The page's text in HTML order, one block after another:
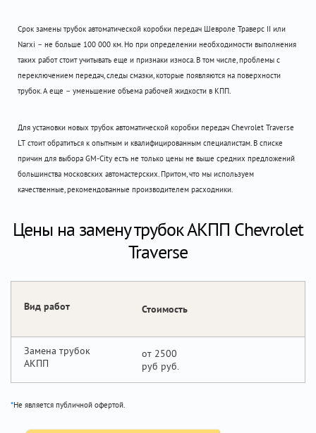
Срок замены трубок автоматической коробки передач Шевроле Траверс II или
Narxi – не больше 100 000 км. Но при определении необходимости выполнения
таких работ стоит учитывать еще и признаки износа. В том числе, проблемы с
переключением передач, следы смазки, которые появляются на поверхности
трубок. А еще – уменьшение объема рабочей жидкости в КПП.
Для установки новых трубок автоматической коробки передач Chevrolet Traverse
LT стоит обратиться к опытным и квалифицированным специалистам. В списке
причин для выбора GM-City есть не только цены не выше средних предложений
большинства московских автомастерских. Притом, что мы используем
качественные, рекомендованные производителем расходники.
Цены на замену трубок АКПП Chevrolet
Traverse
Вид работ Стоимость
Замена трубок
АКПП
от 2500
руб
*Не является публичной офертой.